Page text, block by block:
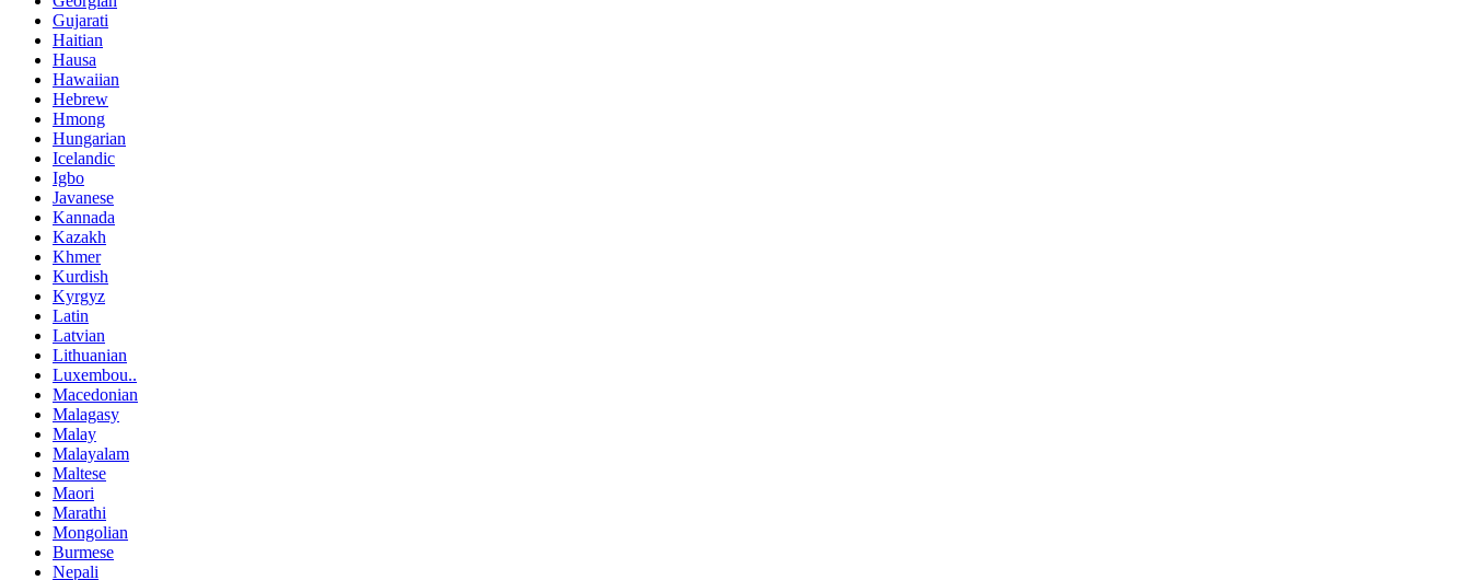
Gujarati
Haitian
Hausa
Hawaiian
Hebrew
Hmong
Hungarian
Icelandic
Igbo
Javanese
Kannada
Kazakh
Khmer
Kurdish
Kyrgyz
Latin
Latvian
Lithuanian
Luxembou..
Macedonian
Malagasy
Malay
Malayalam
Maltese
Maori
Marathi
Mongolian
Burmese
Nepali